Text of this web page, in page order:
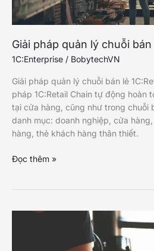
Giải pháp quản lý chuỗi bán
1C:Enterprise / BobytechVN
Giải pháp quản lý chuỗi bán lẻ
pháp 1C:Retail Chain tự động hoàn
tại cửa hàng, cũng như trong chuỗi
danh mục: doanh nghiệp, cửa
hàng, thẻ khách hàng thân thiết.
Giải
chuỗi
Đọc thêm »